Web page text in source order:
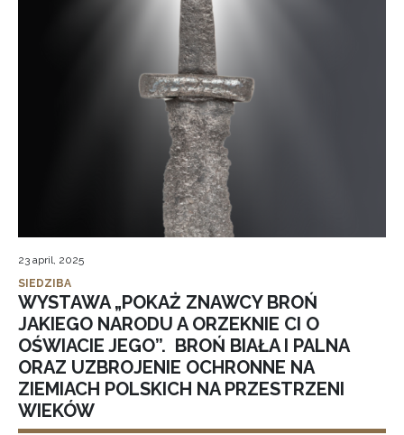
23 april, 2025
SIEDZIBA
WYSTAWA „POKAŻ ZNAWCY BROŃ
JAKIEGO NARODU A ORZEKNIE CI O
OŚWIACIE JEGO”. BROŃ BIAŁA I PALNA
ORAZ UZBROJENIE OCHRONNE NA
ZIEMIACH POLSKICH NA PRZESTRZENI
WIEKÓW